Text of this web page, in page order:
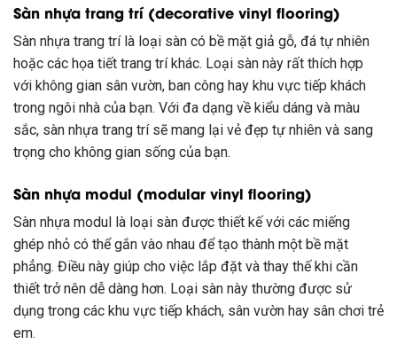
Sàn nhựa trang trí (decorative vinyl flooring)
Sàn nhựa trang trí là loại sàn có bề mặt giả gỗ, đá tự nhiên
hoặc các họa tiết trang trí khác. Loại sàn này rất thích hợp
với không gian sân vườn, ban công hay khu vực tiếp khách
trong ngôi nhà của bạn. Với đa dạng về kiểu dáng và màu
sắc, sàn nhựa trang trí sẽ mang lại vẻ đẹp tự nhiên và sang
trọng cho không gian sống của bạn.
Sàn nhựa modul (modular vinyl flooring)
Sàn nhựa modul là loại sàn được thiết kế với các miếng
ghép nhỏ có thể gắn vào nhau để tạo thành một bề mặt
phẳng. Điều này giúp cho việc lắp đặt và thay thế khi cần
thiết trở nên dễ dàng hơn. Loại sàn này thường được sử
dụng trong các khu vực tiếp khách, sân vườn hay sân chơi trẻ
em.